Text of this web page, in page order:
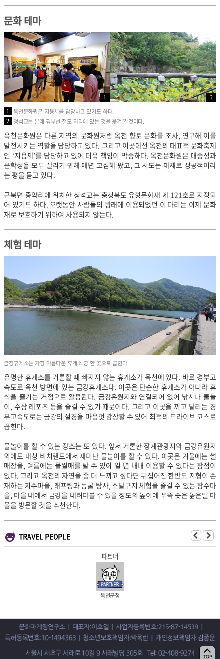
문화 테마
1
2
1 옥천문화원은 지용제를 담당하고 있기도 하다.
2 청석교는 본래 경부선 철도 자리에 있는 것을 옮겨온 것이다.
옥천문화원은 다른 지역의 문화원처럼 옥천 향토 문화를 조사, 연구해 이를
발전시키는 역할을 담당하고 있다. 그리고 이곳에선 옥천의 대표적 문화축제
인 ‘지용제’를 담당하고 있어 더욱 책임이 막중하다. 옥천문화원은 대중성과
문학성을 모두 살리기 위해 매년 고심해 왔고, 그 시도는 대체로 성공적이라
는 평을 듣고 있다.
군북면 증약리에 위치한 청석교는 충청북도 유형문화재 제 121호로 지정되
어 있기도 하다. 오랫동안 사람들의 왕래에 이용되었던 이 다리는 이제 문화
재로 보호하기 위하여 사용되지 않는다.
체험 테마
금강휴게소는 가장 아름다운 휴게소 중 한 곳으로 꼽힌다.
유명한 휴게소를 거론할 때 빠지지 않는 휴게소가 옥천에 있다. 바로 경부고
속도로 옥천 방면에 있는 금강휴게소다. 이곳은 단순한 휴게소가 아니라 휴
식을 즐기는 거점으로 활용된다. 금강유원지와 연결되어 있어 낚시나 물놀
이, 수상 레포츠 등을 즐길 수 있기 때문이다. 그리고 이곳을 끼고 달리는 경
부고속도로는 금강의 절경을 마음껏 감상할 수 있어 최적의 드라이브 코스로
꼽힌다.
물놀이를 할 수 있는 장소는 또 있다. 앞서 거론한 장계관광지와 금강유원지
외에도 대청 비치랜드에서 재미난 물놀이를 할 수 있다. 이곳은 겨울에는 썰
매장을, 여름에는 물썰매를 탈 수 있어 일 년 내내 이용할 수 있다는 장점이
있다. 그리고 옥천의 자연을 좀 더 느끼고 싶다면 뒤집어진 한반도 지형이 존
재하는 지수마을, 래프팅과 동굴 탐사, 소달구지 체험을 즐길 수 있는 장수마
을, 마을 내에서 금강을 내려다볼 수 있을 정도의 높이에 우뚝 솟은 높은벌 마
을을 방문할 것을 추천한다.
TRAVEL PEOPLE
파트너
옥천군청